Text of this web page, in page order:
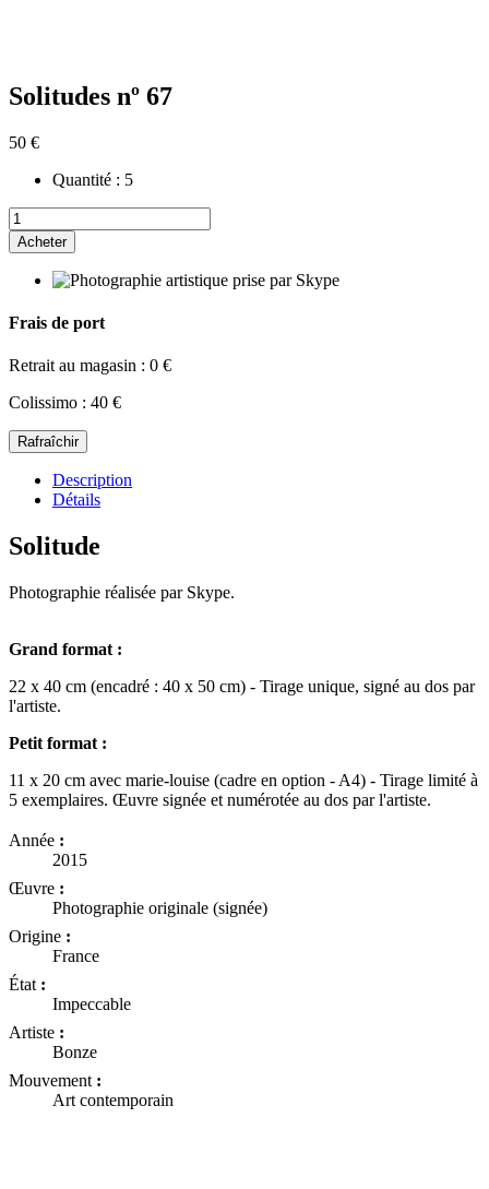
Solitudes nº 67
50 €
Quantité : 5
Acheter
Frais de port
Retrait au magasin : 0 €
Colissimo : 40 €
Description
Détails
Solitude
Photographie réalisée par Skype.
Grand format :
22 x 40 cm (encadré : 40 x 50 cm) - Tirage unique, signé au dos par
l'artiste.
Petit format :
11 x 20 cm avec marie-louise (cadre en option - A4) - Tirage limité à
5 exemplaires. Œuvre signée et numérotée au dos par l'artiste.
Année :
2015
Œuvre :
Photographie originale (signée)
Origine :
France
État :
Impeccable
Artiste :
Bonze
Mouvement :
Art contemporain